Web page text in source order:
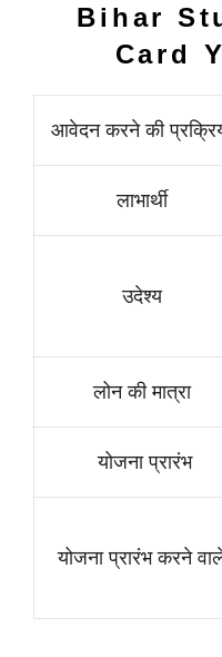
Bihar
Card
आवेदन करने की
लाभार्थी
उदेश्य
लोन की मात्रा
योजना प्रारंभ
योजना प्रारंभ करने